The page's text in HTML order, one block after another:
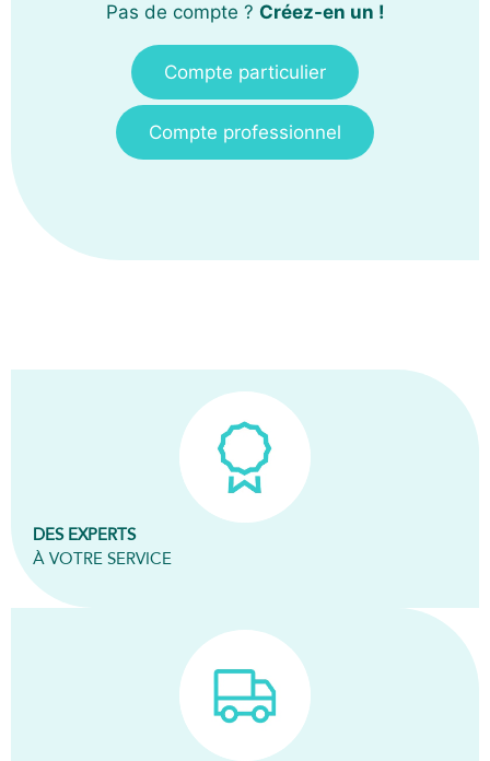
Pas de compte ? Créez-en un !
Compte particulier
Compte professionnel
DES EXPERTS
À VOTRE SERVICE